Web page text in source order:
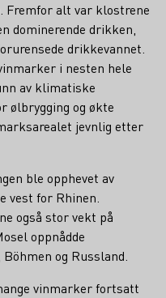
Fremfor alt var klostrene
dominerende drikken,
drikkevannet.
i nesten hele
av klimatiske
ølbrygging og økte
jevnlig etter
ble opphevet av
vest for Rhinen.
også stor vekt på
oppnådde
og Russland.
vinmarker fortsatt